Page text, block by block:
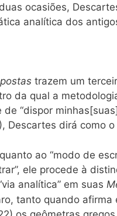
ocasiões,
analítica dos
trazem um
da qual a
“dispor
Descartes dirá como
ao “modo de
ele procede à
analítica” em suas
tanto quando afirma